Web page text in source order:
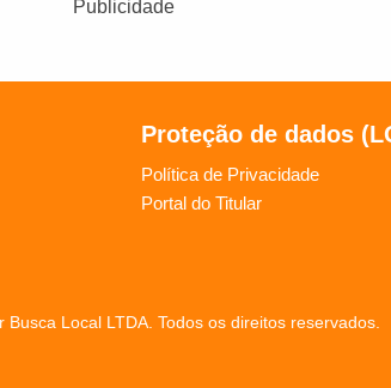
Publicidade
Proteção de dados
Política de Privacidade
Portal do Titular
Local LTDA. Todos os direitos reservados.